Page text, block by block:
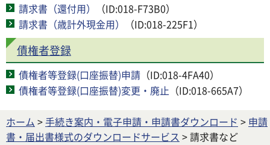
請求書（還付用）
（ID:018-F73B0）
請求書（歳計外現金用）
（ID:018-225F1）
債権者登録
債権者等登録(口座振替)申請 （ID:018-4FA40）
債権者等登録(口座振替)変更・廃止 （ID:018-665A7）
ホーム >手続き案内・電子申請・申請書ダウンロード > 申請
書・届出書様式のダウンロードサービス > 請求書など